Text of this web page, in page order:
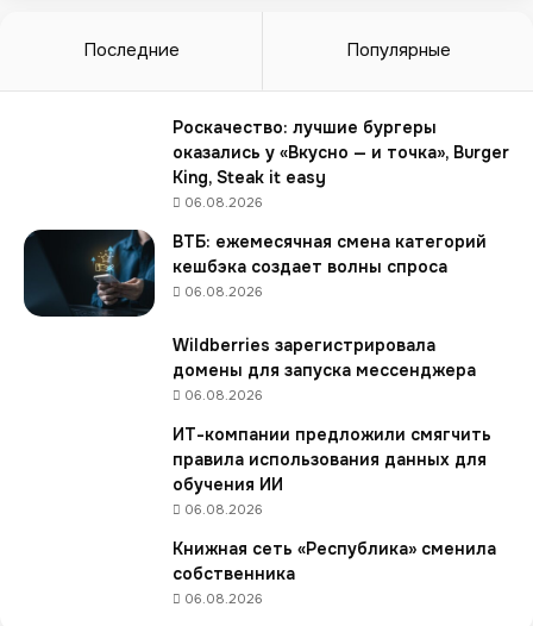
з
Ч
т
Последние Популярные
Роскачество: лучшие бургеры
оказались у «Вкусно — и точка», Burger
King, Steak it easy
06.08.2026
ВТБ: ежемесячная смена категорий
кешбэка создает волны спроса
06.08.2026
Wildberries зарегистрировала
домены для запуска мессенджера
06.08.2026
ИТ-компании предложили смягчить
правила использования данных для
обучения ИИ
06.08.2026
Книжная сеть «Республика» сменила
собственника
06.08.2026